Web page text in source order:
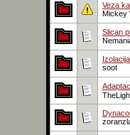
Veza
Mickey
Slican
soot